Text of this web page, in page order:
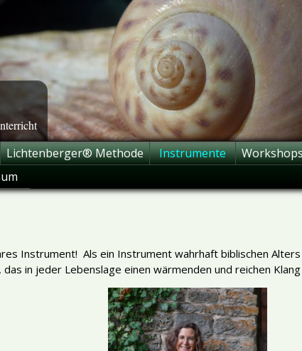
Lichtenberger® Methode Instrumente
Instrument! Als ein Instrument wahrhaft biblischen
in jeder Lebenslage einen wärmenden und reichen